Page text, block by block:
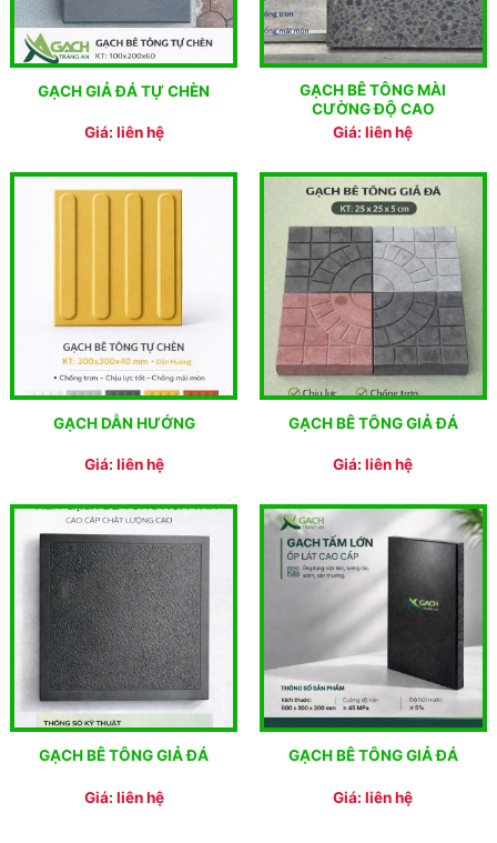
GẠCH GIẢ ĐÁ TỰ CHÈN
Giá: liên hệ
GẠCH BÊ TÔNG MÀI
CƯỜNG ĐỘ CAO
Giá: liên hệ
GẠCH DẪN HƯỚNG
Giá: liên hệ
GẠCH BÊ TÔNG GIẢ ĐÁ
Giá: liên hệ
GẠCH BÊ TÔNG GIẢ ĐÁ
Giá: liên hệ
GẠCH BÊ TÔNG GIẢ ĐÁ
Giá: liên hệ